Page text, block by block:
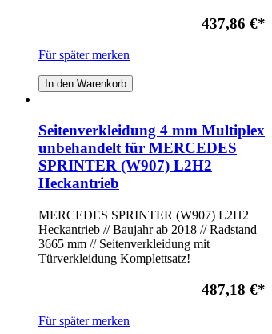
437,86 €*
Für später merken
In den Warenkorb
Seitenverkleidung 4 mm Multiplex
unbehandelt für MERCEDES
SPRINTER (W907) L2H2
Heckantrieb
MERCEDES SPRINTER (W907) L2H2
Heckantrieb // Baujahr ab 2018 // Radstand
3665 mm // Seitenverkleidung mit
Türverkleidung Komplettsatz!
487,18 €*
Für später merken